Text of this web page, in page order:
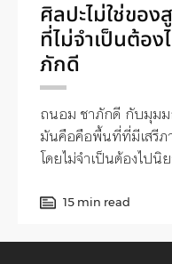
ศิลปะไม่ใช่ขอ
ที่ไม่จำเป็นต้อ
ภักดี
ถนอม ชาภักดี กับมุมม
มันคือคือพื้นที่ที่มีเสรีภ
โดยไม่จำเป็นต้องไปนิ
15 min read